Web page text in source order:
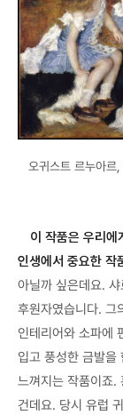
오귀스트 르누아
이 작품은 우리에
인생에서 중요한 작
아닐까 싶은데요.
후원자였습니다. 그
인테리어와 소파에
입고 풍성한 금발을
느껴지는 작품이죠.
건데요. 당시 유럽